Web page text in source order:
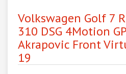
Volkswagen Golf 7
310 DSG 4Motion
Akrapovic Front
19